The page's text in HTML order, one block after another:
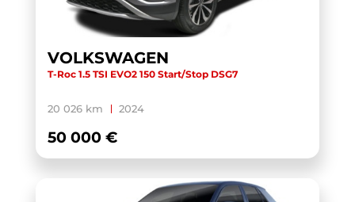
TOURAN
TOURAN BUSINESS (1)
TRANSIT CUSTOM CABINE APPROFONDIE
TRANSIT CUSTOM FOURGON
VOLKSWAGEN
T-Roc 1.5 TSI EVO2 150 Start/Stop DSG7
20 026 km 2024
50 000 €